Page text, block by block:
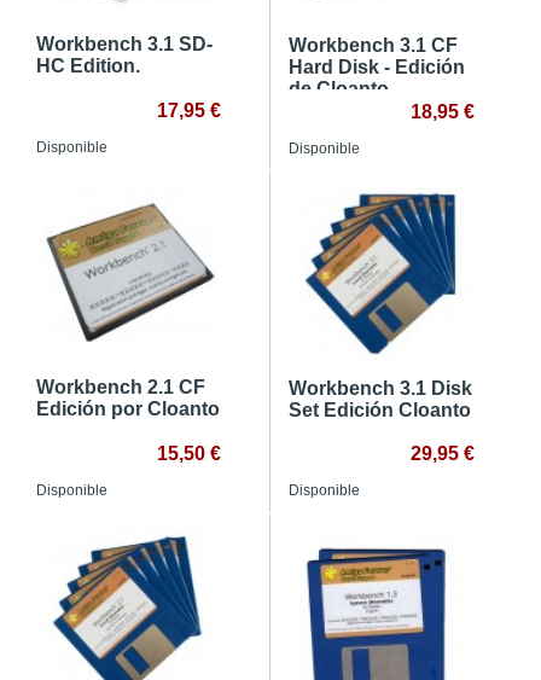
Workbench 3.1 SD-
HC Edition.
17,95 €
Disponible
Workbench 3.1 CF
Hard Disk - Edición
de Cloanto
18,95 €
Disponible
Workbench 2.1 CF
Edición por Cloanto
15,50 €
Disponible
Workbench 3.1 Disk
Set Edición Cloanto
29,95 €
Disponible